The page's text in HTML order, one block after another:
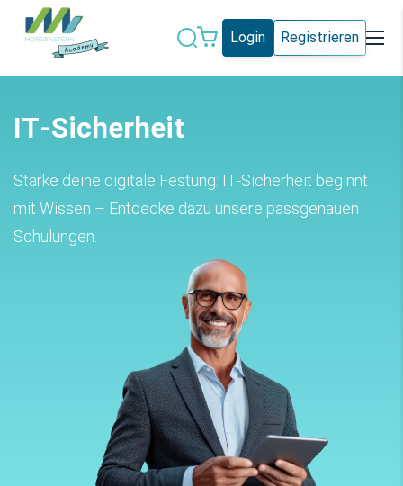
Login Registrieren
Marketing
Schweiz
IT-Sicherheit
Stärke deine digitale Festung: IT-Sicherheit beginnt
mit Wissen – Entdecke dazu unsere passgenauen
Schulungen.